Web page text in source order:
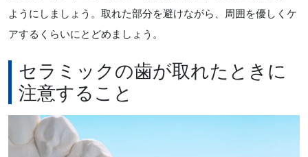
ようにしましょう。取れた部分を避けながら、周囲を優しくケ
アするくらいにとどめましょう。
セラミックの歯が取れたときに
注意すること